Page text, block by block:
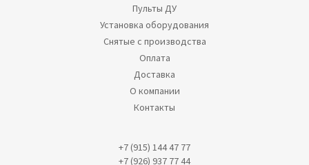
Пульты ДУ
Установка оборудования
Снятые с производства
Оплата
Доставка
О компании
Контакты
+7 (915) 144 47 77
+7 (926) 937 77 44